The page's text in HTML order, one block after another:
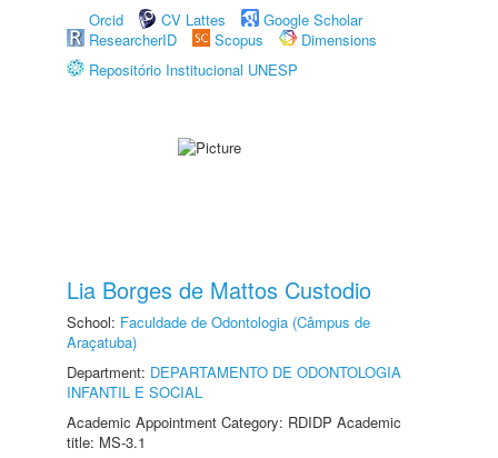
Orcid
CV Lattes
Google Scholar
ResearcherID
Scopus
Dimensions
Repositório Institucional UNESP
Lia Borges de Mattos Custodio
School: Faculdade de Odontologia (Câmpus de
Araçatuba)
Department: DEPARTAMENTO DE ODONTOLOGIA
INFANTIL E SOCIAL
Academic Appointment Category: RDIDP Academic
title: MS-3.1